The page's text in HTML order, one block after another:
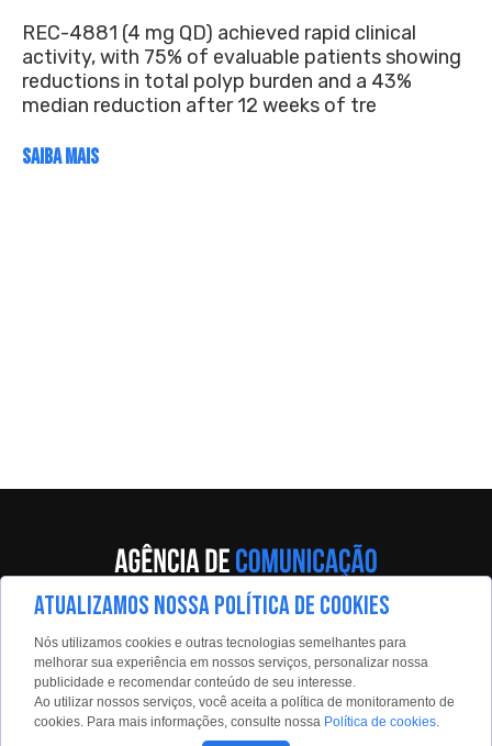
REC-4881 (4 mg QD) achieved rapid clinical
activity, with 75% of evaluable patients showing
reductions in total polyp burden and a 43%
median reduction after 12 weeks of tre
SAIBA MAIS
Av. Eng. Caetano Álvares, 55 - 5º andar
Limão, São Paulo, 02598-900
Contato:
estadaoconteudo@estadao.com
ATUALIZAMOS NOSSA POLÍTICA DE COOKIES
Nós utilizamos cookies e outras tecnologias semelhantes para
melhorar sua experiência em nossos serviços, personalizar nossa
publicidade e recomendar conteúdo de seu interesse.
Ao utilizar nossos serviços, você aceita a política de monitoramento de
cookies. Para mais informações, consulte nossa Política de cookies.